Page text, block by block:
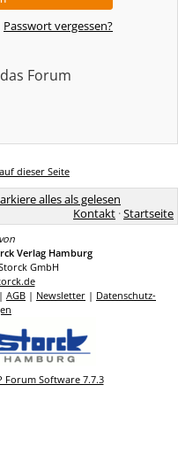
Passwort vergessen?
Forum
dieser Seite
alles als gelesen
Kontakt ·Startseite
Verlag Hamburg
GmbH
| AGB | Newsletter | Datenschutz-
Forum Software 7.7.3